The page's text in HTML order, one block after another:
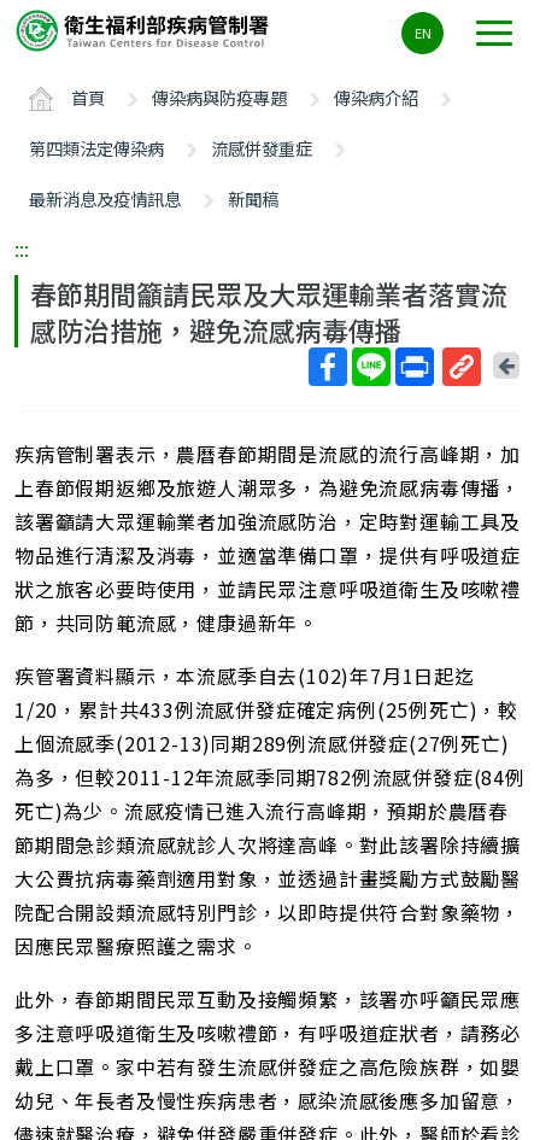
要
ALT+C
EN
首頁 傳染病與防疫專題
傳染病介紹
第四類法定傳染病
流感併發重症
最新消息及疫情訊息
新聞稿
:::
春節期間籲請民眾及大眾運輸業者落實流
感防治措施，避免流感病毒傳播
短
網
址
回
疾病管制署表示，農曆春節期間是流感的流行高峰期，加
上春節假期返鄉及旅遊人潮眾多，為避免流感病毒傳播，
該署籲請大眾運輸業者加強流感防治，定時對運輸工具及
物品進行清潔及消毒，並適當準備口罩，提供有呼吸道症
狀之旅客必要時使用，並請民眾注意呼吸道衛生及咳嗽禮
節，共同防範流感，健康過新年。
疾管署資料顯示，本流感季自去(102)年7月1日起迄
1/20，累計共433例流感併發症確定病例(25例死亡)，較
上個流感季(2012-13)同期289例流感併發症(27例死亡)
為多，但較2011-12年流感季同期782例流感併發症(84例
死亡)為少。流感疫情已進入流行高峰期，預期於農曆春
節期間急診類流感就診人次將達高峰。對此該署除持續擴
大公費抗病毒藥劑適用對象，並透過計畫獎勵方式鼓勵醫
院配合開設類流感特別門診，以即時提供符合對象藥物，
因應民眾醫療照護之需求。
此外，春節期間民眾互動及接觸頻繁，該署亦呼籲民眾應
多注意呼吸道衛生及咳嗽禮節，有呼吸道症狀者，請務必
戴上口罩。家中若有發生流感併發症之高危險族群，如嬰
幼兒、年長者及慢性疾病患者，感染流感後應多加留意，
儘速就醫治療，避免併發嚴重併發症。此外，醫師於看診